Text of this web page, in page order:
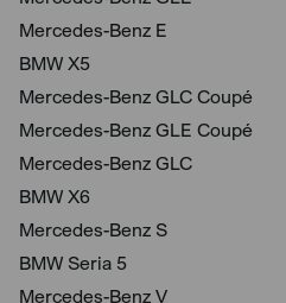
Mercedes-Benz E
BMW X5
Mercedes-Benz GLC Coupé
Mercedes-Benz GLE Coupé
Mercedes-Benz GLC
BMW X6
Mercedes-Benz S
BMW Seria 5
Mercedes-Benz V